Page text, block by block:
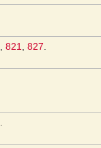
821 827